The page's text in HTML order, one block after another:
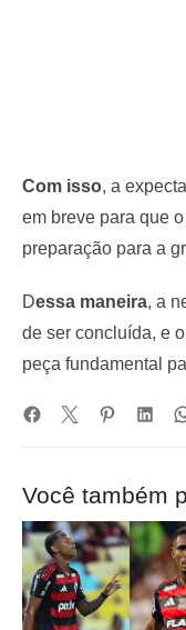
Com isso, a
em breve para que
preparação para a
Dessa maneira, a
de ser concluída, e
peça fundamental
Você também